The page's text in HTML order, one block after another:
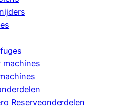
machines
Reserveonderdelen